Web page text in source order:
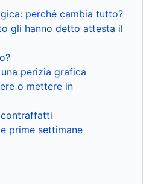
perché cambia tutto?
gli hanno detto attesta il
perizia grafica
o mettere in
prime settimane